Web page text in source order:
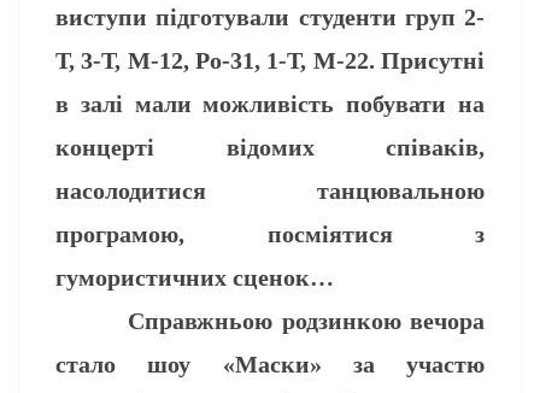
виступи підготували студенти груп 2-
Т, 3-Т, М-12, Ро-31, 1-Т, М-22. Присутні
в залі мали можливість побувати на
концерті відомих співаків,
насолодитися танцювальною
програмою, посміятися з
гумористичних сценок…
Справжньою родзинкою вечора
стало шоу «Маски» за участю